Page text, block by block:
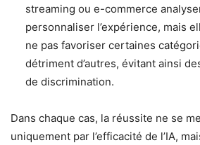
streaming ou e-commerce
personnaliser l’expérience, mais
ne pas favoriser certaines
détriment d’autres, évitant ainsi
de discrimination.
Dans chaque cas, la réussite ne se
uniquement par l’efficacité de l’IA,